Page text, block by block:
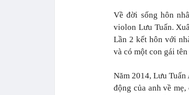
Về đời sống hôn
violon Lưu Tuấn.
Lần 2 kết hôn với
và có một con gái
Năm 2014, Lưu
động của anh về